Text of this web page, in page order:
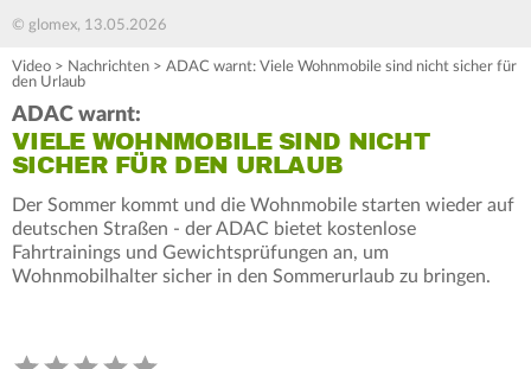
© glomex, 13.05.2026
Video > Nachrichten > ADAC warnt: Viele Wohnmobile sind nicht sicher für
den Urlaub
ADAC warnt:
VIELE WOHNMOBILE SIND NICHT
SICHER FÜR DEN URLAUB
Der Sommer kommt und die Wohnmobile starten wieder auf
deutschen Straßen - der ADAC bietet kostenlose
Fahrtrainings und Gewichtsprüfungen an, um
Wohnmobilhalter sicher in den Sommerurlaub zu bringen.